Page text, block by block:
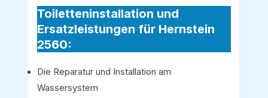
Toiletteninstallation und
Ersatzleistungen für Hernstein
2560:
Die Reparatur und Installation am
Wassersystem